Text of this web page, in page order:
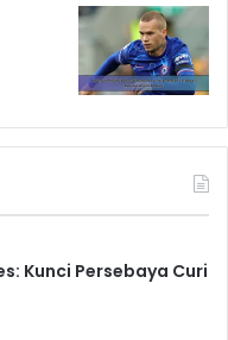
Kunci Persebaya Curi